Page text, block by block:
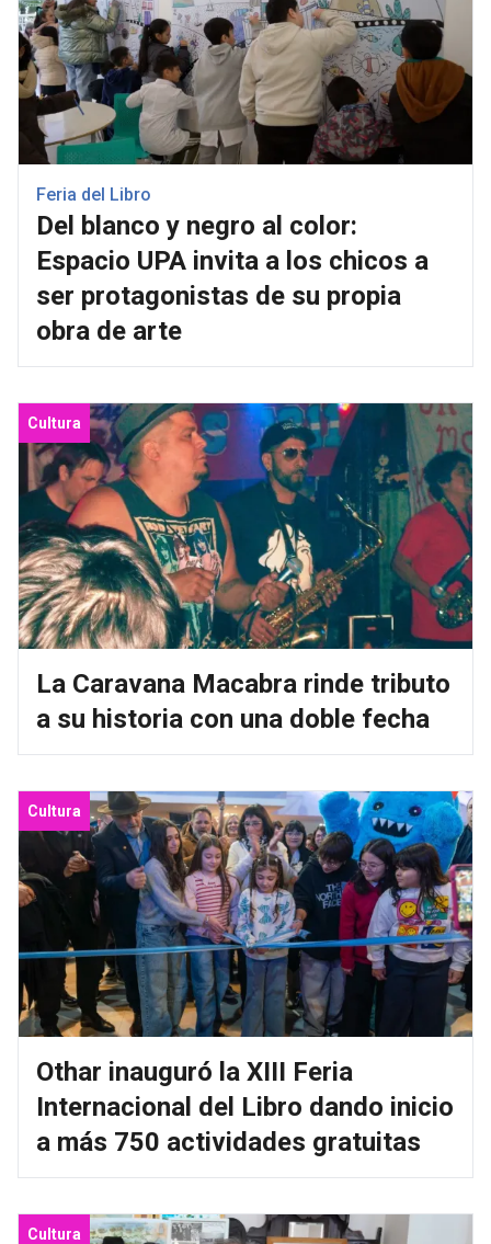
Feria del Libro
Del blanco y negro al color:
Espacio UPA invita a los chicos a
ser protagonistas de su propia
obra de arte
Cultura
La Caravana Macabra rinde tributo
a su historia con una doble fecha
Cultura
Othar inauguró la XIII Feria
Internacional del Libro dando inicio
a más 750 actividades gratuitas
Cultura